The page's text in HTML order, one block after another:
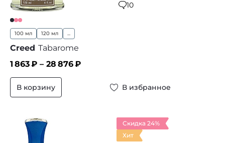
10
100 мл 120 мл ...
Creed Tabarome
1 863₽ – 28 876₽
В корзину В избранное
Скидка 24%
Хит